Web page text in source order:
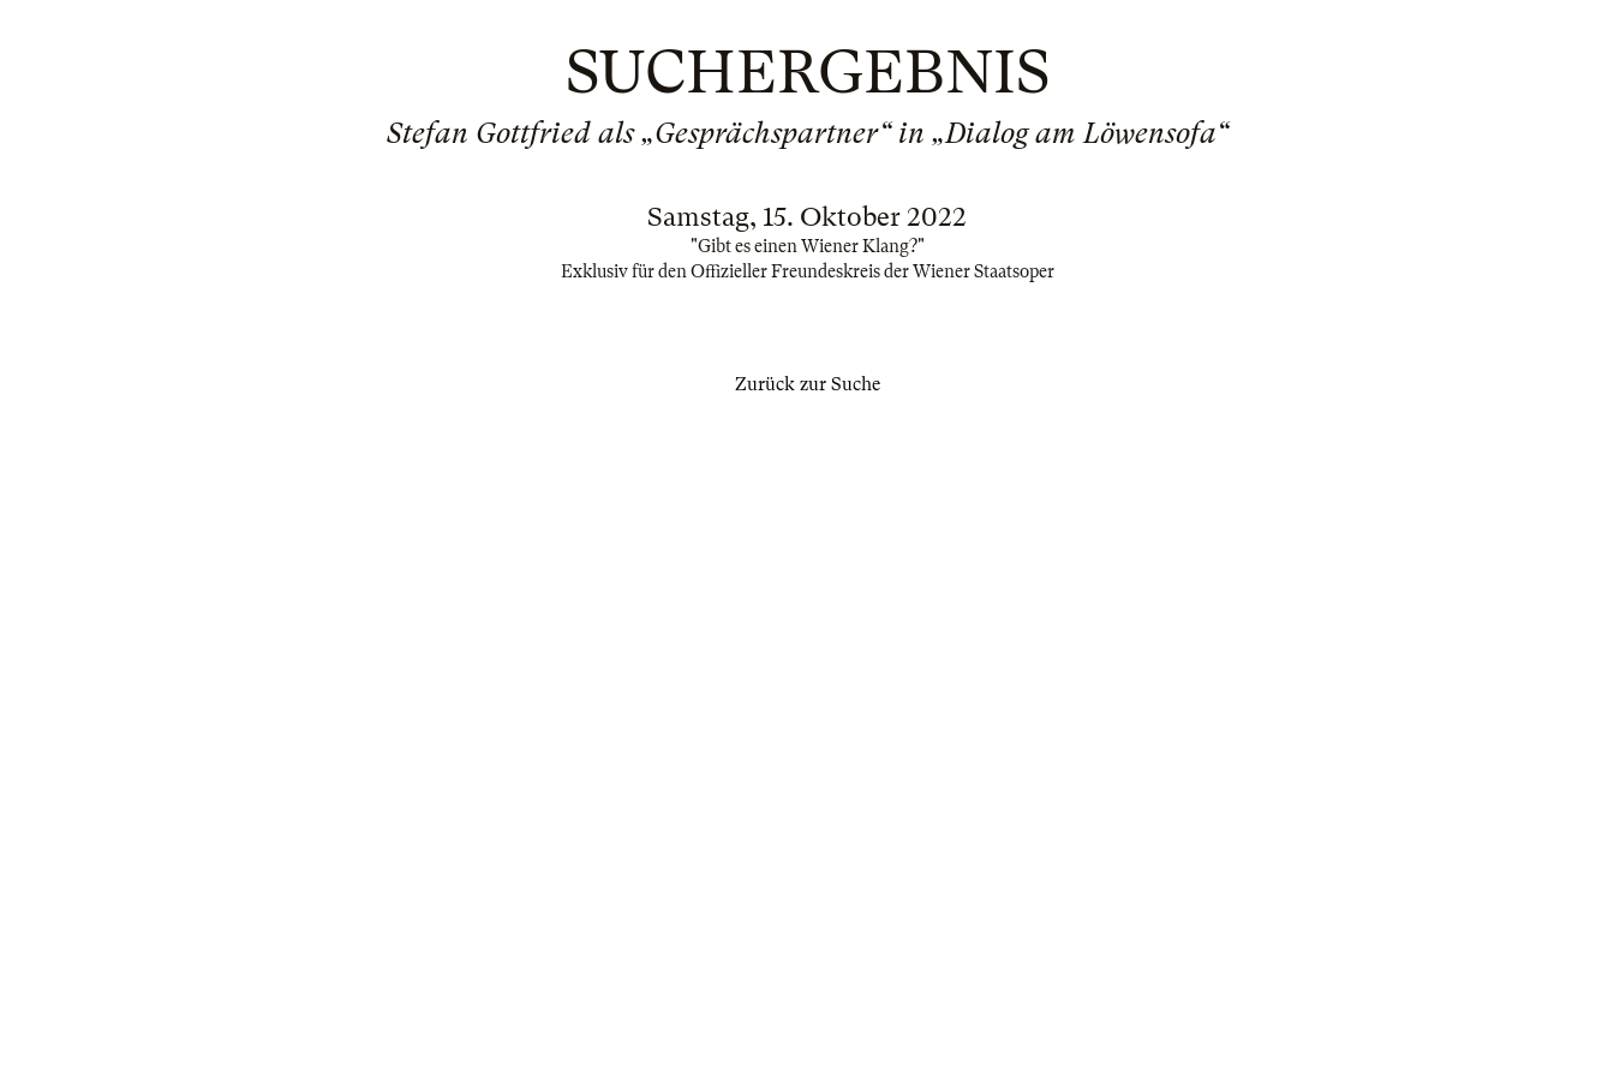
SUCHERGEBNIS
Stefan Gottfried als „Gesprächspartner“ in „Dialog am Löwensofa“
Samstag, 15. Oktober 2022
"Gibt es einen Wiener Klang?"
Exklusiv für den Offizieller Freundeskreis der Wiener Staatsoper
Zurück zur Suche